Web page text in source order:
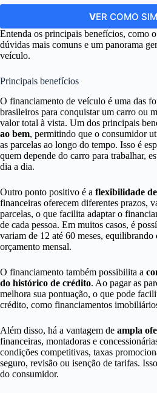
VER COMO
Entenda os principais benefícios, como
dúvidas mais comuns e um panorama
veículo.
Principais benefícios
O financiamento de veículo é uma das
brasileiros para conquistar um carro ou
valor total à vista. Um dos principais
ao bem, permitindo que o consumidor
as parcelas ao longo do tempo. Isso é
quem depende do carro para trabalhar,
dia a dia.
Outro ponto positivo é a flexibilidade
financeiras oferecem diferentes prazos,
parcelas, o que facilita adaptar o
de cada pessoa. Em muitos casos, é
variam de 12 até 60 meses,
orçamento mensal.
O financiamento também possibilita a
do histórico de crédito. Ao pagar as
melhora sua pontuação, o que pode
crédito, como financiamentos
Além disso, há a vantagem de ampla
financeiras, montadoras e
condições competitivas, taxas
seguro, revisão ou isenção de tarifas.
do consumidor.